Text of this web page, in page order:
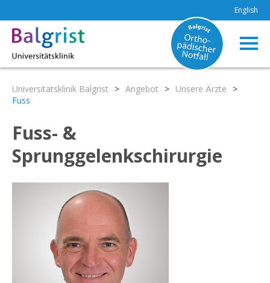
English
Universitätsklinik Balgrist > Angebot > Unsere Ärzte
>
Fuss
Fuss- &
Sprunggelenkschirurgie